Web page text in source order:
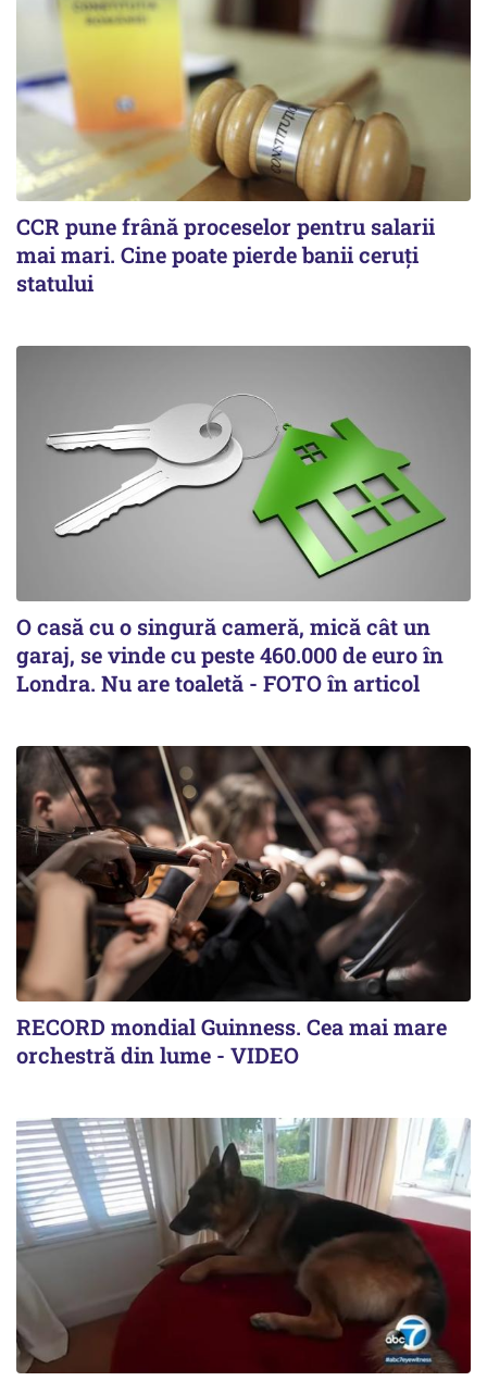
CCR pune frână proceselor pentru salarii
mai mari. Cine poate pierde banii ceruți
statului
O casă cu o singură cameră, mică cât un
garaj, se vinde cu peste 460.000 de euro în
Londra. Nu are toaletă - FOTO în articol
RECORD mondial Guinness. Cea mai mare
orchestră din lume - VIDEO